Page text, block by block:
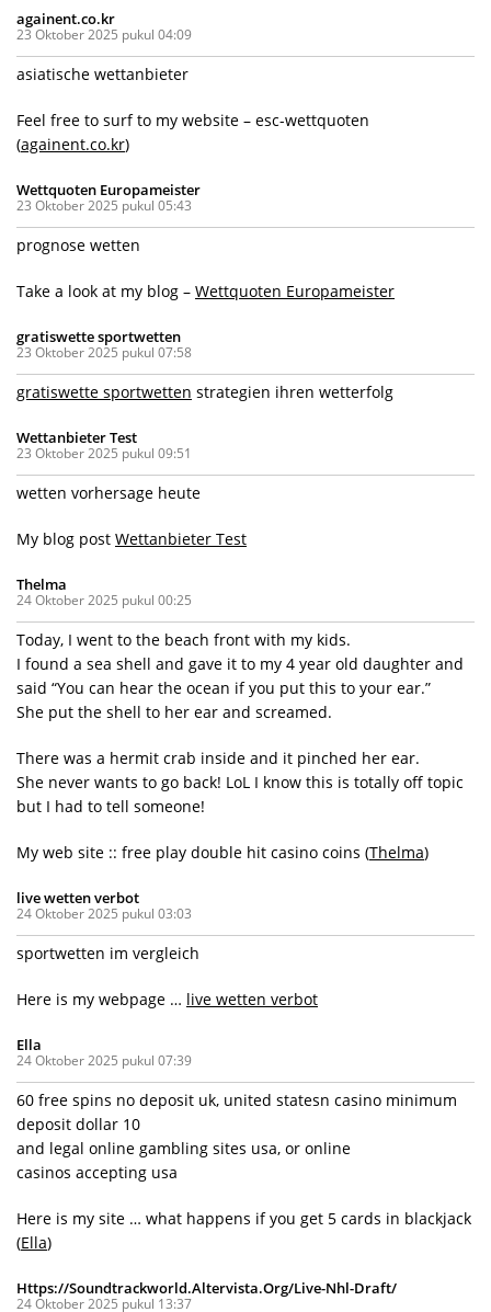
againent.co.kr
23 Oktober 2025 pukul 04:09
asiatische wettanbieter
Feel free to surf to my website – esc-wettquoten
(againent.co.kr)
Wettquoten Europameister
23 Oktober 2025 pukul 05:43
prognose wetten
Take a look at my blog – Wettquoten Europameister
gratiswette sportwetten
23 Oktober 2025 pukul 07:58
gratiswette sportwetten strategien ihren wetterfolg
Wettanbieter Test
23 Oktober 2025 pukul 09:51
wetten vorhersage heute
My blog post Wettanbieter Test
Thelma
24 Oktober 2025 pukul 00:25
Today, I went to the beach front with my kids.
I found a sea shell and gave it to my 4 year old daughter and
said “You can hear the ocean if you put this to your ear.”
She put the shell to her ear and screamed.
There was a hermit crab inside and it pinched her ear.
She never wants to go back! LoL I know this is totally off topic
but I had to tell someone!
My web site :: free play double hit casino coins (Thelma)
live wetten verbot
24 Oktober 2025 pukul 03:03
sportwetten im vergleich
Here is my webpage … live wetten verbot
Ella
24 Oktober 2025 pukul 07:39
60 free spins no deposit uk, united statesn casino minimum
deposit dollar 10
and legal online gambling sites usa, or online
casinos accepting usa
Here is my site … what happens if you get 5 cards in blackjack
(Ella)
Https://Soundtrackworld.Altervista.Org/Live-Nhl-Draft/
24 Oktober 2025 pukul 13:37